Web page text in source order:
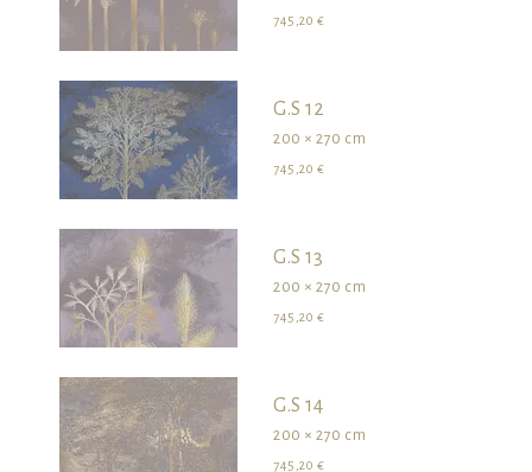
745,20 €
G.S 12
200 × 270 cm
745,20 €
G.S 13
200 × 270 cm
745,20 €
G.S 14
200 × 270 cm
745,20 €